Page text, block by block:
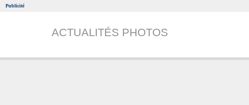
Publicité
ACTUALITÉS PHOTOS